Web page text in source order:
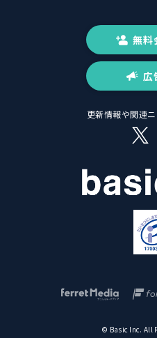
無料
広
更新情報や関連
© Basic Inc. All